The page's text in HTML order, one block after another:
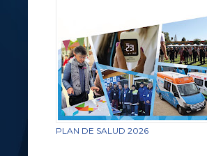
PLAN DE SALUD 2026